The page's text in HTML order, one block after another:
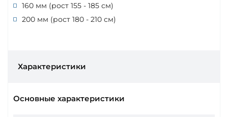
160 мм (рост 155 - 185 см)
200 мм (рост 180 - 210 см)
Характеристики
Основные характеристики